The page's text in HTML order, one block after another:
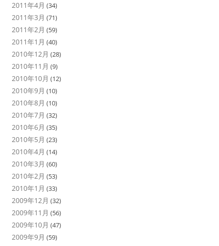
2011年4月 (34)
2011年3月 (71)
2011年2月 (59)
2011年1月 (40)
2010年12月 (28)
2010年11月 (9)
2010年10月 (12)
2010年9月 (10)
2010年8月 (10)
2010年7月 (32)
2010年6月 (35)
2010年5月 (23)
2010年4月 (14)
2010年3月 (60)
2010年2月 (53)
2010年1月 (33)
2009年12月 (32)
2009年11月 (56)
2009年10月 (47)
2009年9月 (59)